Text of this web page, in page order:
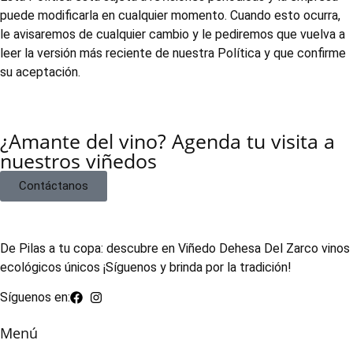
puede modificarla en cualquier momento. Cuando esto ocurra,
le avisaremos de cualquier cambio y le pediremos que vuelva a
leer la versión más reciente de nuestra Política y que confirme
su aceptación.
¿Amante del vino? Agenda tu visita a
nuestros viñedos
Contáctanos
De Pilas a tu copa: descubre en Viñedo Dehesa Del Zarco vinos
ecológicos únicos ¡Síguenos y brinda por la tradición!
Síguenos en:
Menú